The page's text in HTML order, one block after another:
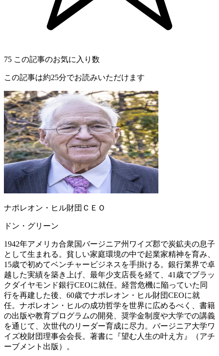
75 この記事のお気に入り数
この記事は約25分でお読みいただけます
ナポレオン・ヒル財団ＣＥＯ
ドン・グリーン
1942年アメリカ合衆国バージニア州ワイズ郡で炭鉱夫の息子
として生まれる。貧しい家庭環境の中で起業家精神を育み、
15歳で初めてベンチャービジネスを手掛ける。銀行業界で卓
越した実績を築き上げ、最年少支店長を経て、41歳でブラッ
クダイヤモンド銀行CEOに就任。経営危機に陥っていた同
行を再建した後、60歳でナポレオン・ヒル財団CEOに就
任。ナポレオン・ヒルの成功哲学を世界に広めるべく、書籍
の出版や教育プログラムの開発、奨学金制度や大学での講義
を通じて、次世代のリーダー育成に尽力。バージニア大学ワ
イズ校財団理事会会長。著書に『望む人生の叶え方』（アチ
ーブメント出版）。